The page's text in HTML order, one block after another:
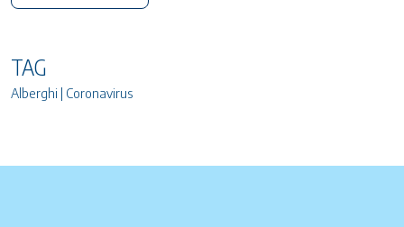
TAG
Alberghi | Coronavirus